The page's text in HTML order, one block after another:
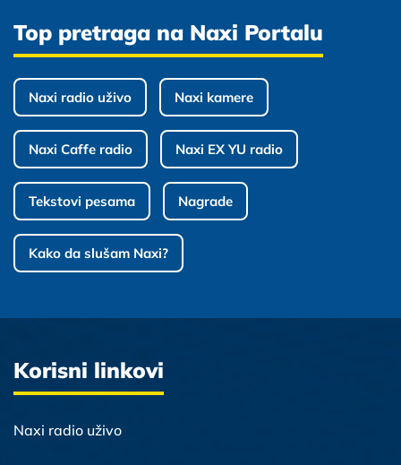
Top pretraga na Naxi Portalu
Naxi radio uživo Naxi kamere
Naxi Caffe radio Naxi EX YU radio
Tekstovi pesama Nagrade
Kako da slušam Naxi?
Korisni linkovi
Naxi radio uživo